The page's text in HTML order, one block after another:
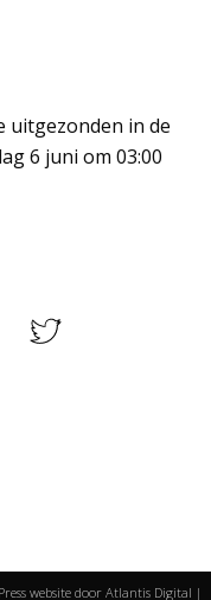
uitgezonden in de
6 juni om 03:00
website doorAtlantis Digital |